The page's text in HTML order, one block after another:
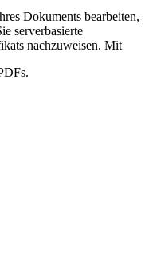
Dokuments bearbeiten,
serverbasierte
nachzuweisen. Mit